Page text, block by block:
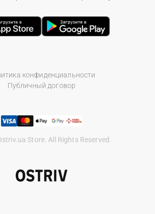
конфиденциальности
Публичный договор
Store. All Rights Reserved.